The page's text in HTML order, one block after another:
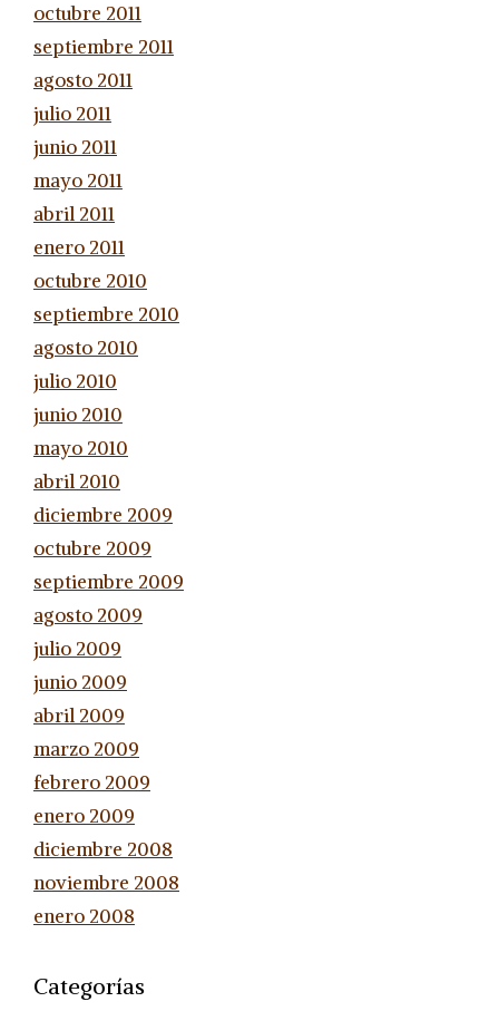
octubre 2011
septiembre 2011
agosto 2011
julio 2011
junio 2011
mayo 2011
abril 2011
enero 2011
octubre 2010
septiembre 2010
agosto 2010
julio 2010
junio 2010
mayo 2010
abril 2010
diciembre 2009
octubre 2009
septiembre 2009
agosto 2009
julio 2009
junio 2009
abril 2009
marzo 2009
febrero 2009
enero 2009
diciembre 2008
noviembre 2008
enero 2008
Categorías